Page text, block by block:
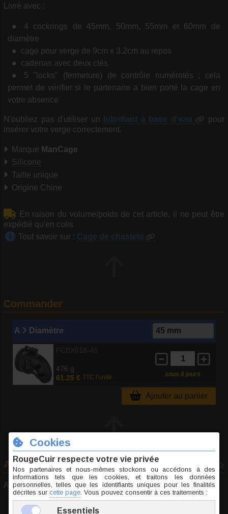
Livré avec :
4 cockrings de 45mm, 50mm, 55mm et 60mm de
diamètre
cage pour verge de 9cm x 3.2cm au repos
cadenas avec deux clés
5 "locks" (fermeture) de contrôle numérotés ; cela
permet de vérifier si le partenaire a bien porté la cage en
votre absence
N'oubliez pas d'utiliser un lubrifiant à base d'eau
pour
insérer votre verge correctement.
Marque ManCage
Silicone
Taille unique
Origine Chine
En raison du volume/poids de cet article, il ne peut être
expédié qu'en colis
Tout savoir sur : Cage de chasteté
Commander
A Diamètre
476 g
61.25 € TTC l'unité sous 8 jours
Ajouter au panier
Avis consommateurs 0 vote
Aucun avis déposé pour cet article...